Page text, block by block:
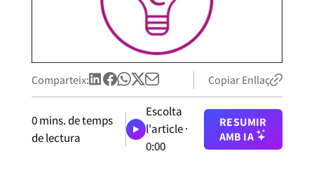
Comparteix: Copiar Enllaç
0mins. de temps
de lectura
Escolta
l'article ·
0:00
RESUMIR
AMB IA